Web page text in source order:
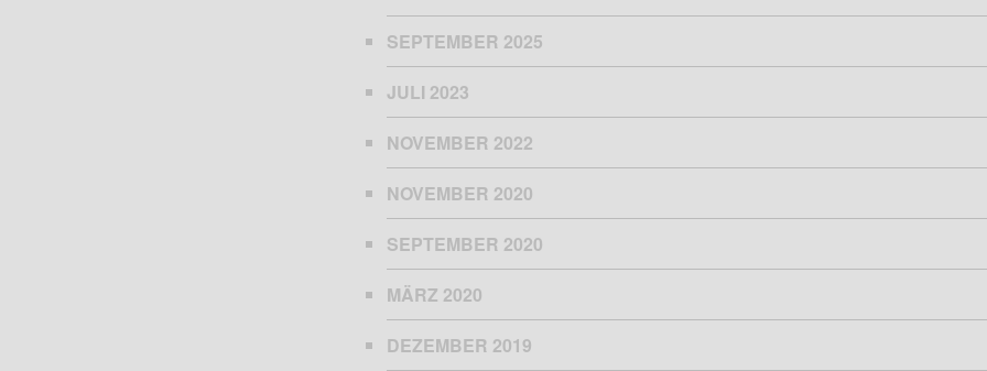
SEPTEMBER 2025
JULI 2023
NOVEMBER 2022
NOVEMBER 2020
SEPTEMBER 2020
MÄRZ 2020
DEZEMBER 2019